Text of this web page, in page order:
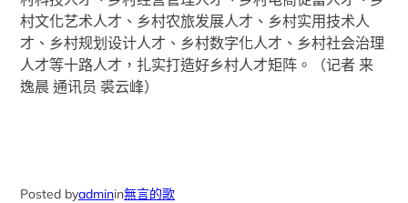
村文化艺术人才、乡村农旅发展人才、乡村实用技术人
才、乡村规划设计人才、乡村数字化人才、乡村社会治理
人才等十路人才，扎实打造好乡村人才矩阵。（记者 来
逸晨 通讯员 裘云峰）
Posted byadminin無言的歌